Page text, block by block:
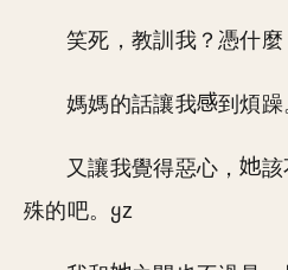
笑死，教訓我？憑什麼
媽媽的話讓我 到煩躁
又讓我覺得惡心，
該
殊的吧。ყz